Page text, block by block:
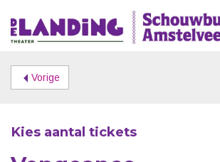
Vorige
Kies aantal tickets